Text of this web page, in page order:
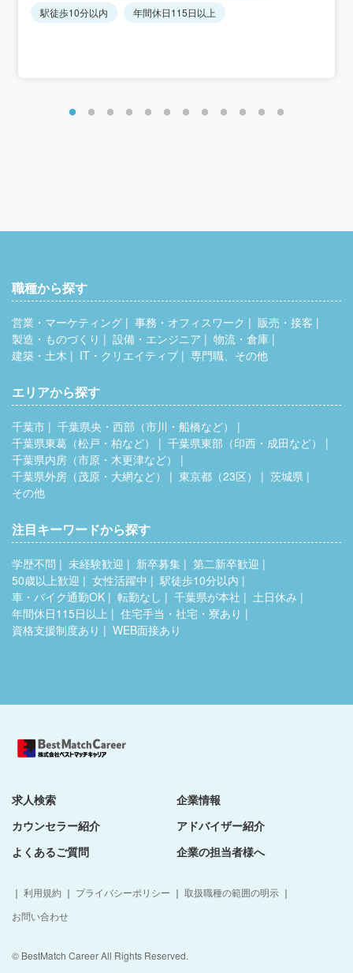
※入社2年目 400万円以上
駅徒歩10分以内
年間休日115日以上
職種から探す
営業・マーケティング 事務・オフィスワーク
販売・接客
製造・ものづくり
設備・エンジニア
物流・倉庫
建築・土木
IT・クリエイティブ 専門職、その他
エリアから探す
千葉市
千葉県央・西部（市川・船橋など）
千葉県東葛（松戸・柏など）
千葉県東部（印西・成田など）
千葉県内房（市原・木更津など）
千葉県外房（茂原・大網など）
東京都（23区）
茨城県
その他
注目キーワードから探す
学歴不問 未経験歓迎 新卒募集
第二新卒歓迎
50歳以上歓迎
女性活躍中
駅徒歩10分以内
車・バイク通勤OK
転勤なし 千葉県が本社
土日休み
年間休日115日以上
住宅手当・社宅・寮あり
資格支援制度あり
WEB面接あり
求人検索
企業情報
カウンセラー紹介
アドバイザー紹介
よくあるご質問
企業の担当者様へ
｜ 利用規約 ｜ プライバシーポリシー ｜ 取扱職種の範囲の明示 ｜
お問い合わせ
© BestMatch Career All Rights Reserved.